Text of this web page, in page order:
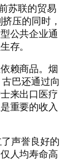
苏联的贸易
压的同时，
公共企业通
存。
赖商品。烟
巴还通过向
来出口医疗
重要的收入
声誉良好的
人均寿命高